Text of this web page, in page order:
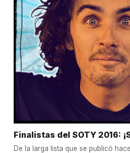
Finalistas del SOTY 2016:
De la larga lista que se publicó